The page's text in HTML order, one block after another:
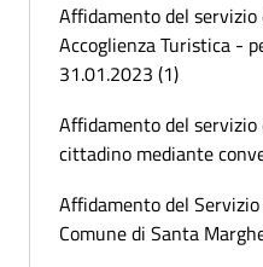
Affidamento del
Accoglienza Turistica -
31.01.2023 (1)
Affidamento del
cittadino mediante
Affidamento del
Comune di Santa